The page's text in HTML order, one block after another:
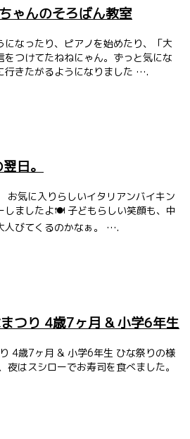
ゃんのそろばん教室
になったり、ピアノを始めたり、「大
をつけてたねねにゃん。ずっと気にな
行きたがるようになりました ….
日。
お気に入りらしいイタリアンバイキン
しましたよ🍽 子どもらしい笑顔も、中
人びてくるのかなぁ。 ….
つり 4歳7ヶ月 & 小学6年生
4歳7ヶ月 & 小学6年生 ひな祭りの様
夜はスシローでお寿司を食べました。